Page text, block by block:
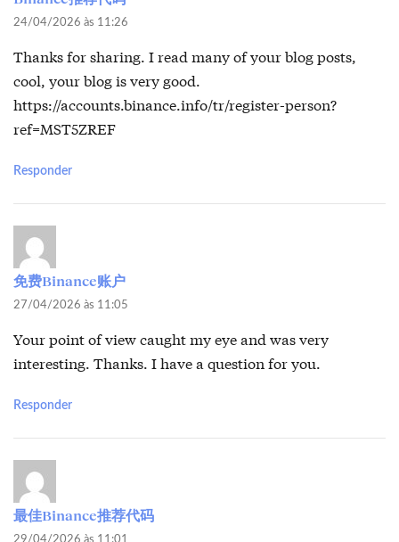
24/04/2026 às 11:26
Thanks for sharing. I read many of your blog posts,
cool, your blog is very good.
https://accounts.binance.info/tr/register-person?
ref=MST5ZREF
Responder
免费Binance账户
27/04/2026 às 11:05
Your point of view caught my eye and was very
interesting. Thanks. I have a question for you.
Responder
最佳Binance推荐代码